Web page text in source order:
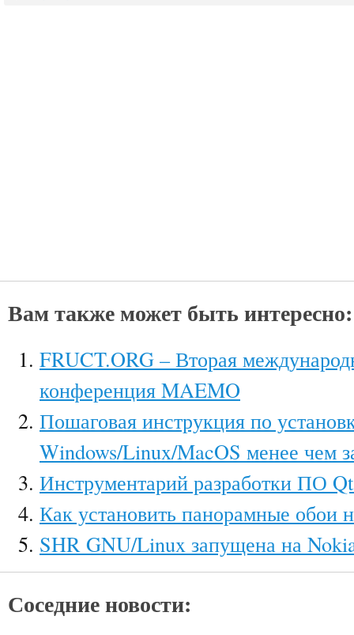
Вам также может быть интересно:
FRUCT.ORG – Вторая
конференция MAEMO
Пошаговая инструкция по
Windows/Linux/MacOS менее чем
Инструментарий разработки ПО
Как установить панорамные обои
SHR GNU/Linux запущена на
Соседние новости: